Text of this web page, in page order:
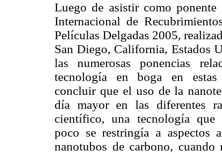
Luego de asistir como ponente
Internacional de
Películas Delgadas 2005,
San Diego, California, Estados
las numerosas ponencias
tecnología en boga en estas
concluir que el uso de la
día mayor en las diferentes
científico, una tecnología que
poco se restringía a aspectos
nanotubos de carbono,